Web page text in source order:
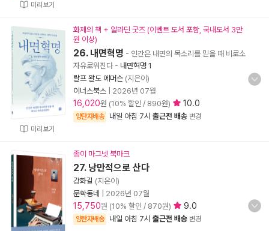
미리보기
미리보기
화제의 책 + 알라딘 굿즈 (이벤트 도서 포함, 국내도서 3만
원 이상)
26. 내면혁명 - 인간은 내면의 목소리를 믿을 때 비로소
자유로워진다- 내면혁명 1
랄프 왈도 에머슨 (지은이)
이너스북스
2026년 07월
16,020원 (10% 할인 / 890원) 10.0
양탄자배송 내일 아침 7시 출근전 배송 변경
종이 마그넷 북마크
27. 낭만적으로 산다
강화길 (지은이)
문학동네
2026년 07월
15,750원 (10% 할인 / 870원) 9.0
양탄자배송 내일 아침 7시 출근전 배송 변경